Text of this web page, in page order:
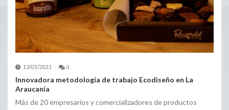
13/05/2021 0
Innovadora metodología de trabajo Ecodiseño en La
Araucanía
Más de 20 empresarios y comercializadores de productos